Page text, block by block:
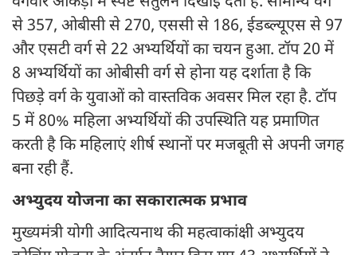
से 357, ओबीसी से 270, एससी से 186, ईडब्ल्यूएस से 97
और एसटी वर्ग से 22 अभ्यर्थियों का चयन हुआ. टॉप 20 में
8 अभ्यर्थियों का ओबीसी वर्ग से होना यह दर्शाता है कि
पिछड़े वर्ग के युवाओं को वास्तविक अवसर मिल रहा है. टॉप
5 में 80% महिला अभ्यर्थियों की उपस्थिति यह प्रमाणित
करती है कि महिलाएं शीर्ष स्थानों पर मजबूती से अपनी जगह
बना रही हैं.
अभ्युदय योजना का सकारात्मक प्रभाव
मुख्यमंत्री योगी आदित्यनाथ की महत्वाकांक्षी अभ्युदय